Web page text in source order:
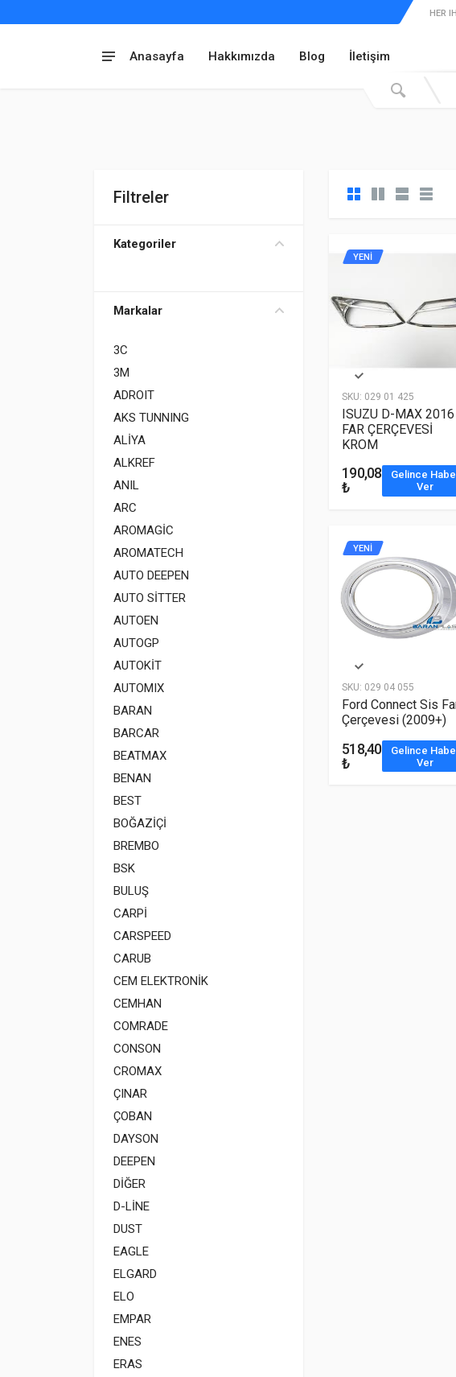
Anasayfa Hakkımızda Blog İletişim
HER
Filtreler
Kategoriler
Markalar
3C
3M
ADROIT
AKS TUNNING
ALİYA
ALKREF
ANIL
ARC
AROMAGİC
AROMATECH
AUTO DEEPEN
AUTO SİTTER
AUTOEN
AUTOGP
AUTOKİT
AUTOMIX
BARAN
BARCAR
BEATMAX
BENAN
BEST
BOĞAZİÇİ
BREMBO
BSK
BULUŞ
CARPİ
CARSPEED
CARUB
CEM ELEKTRONİK
CEMHAN
COMRADE
CONSON
CROMAX
ÇINAR
ÇOBAN
DAYSON
DEEPEN
DİĞER
D-LİNE
DUST
EAGLE
ELGARD
ELO
EMPAR
ENES
ERAS
SKU: 029 01 425
YENİ
ISUZU D-MAX 2016
FAR ÇERÇEVESİ
KROM
190,08
₺
Gelince
Ver
SKU: 029 04 055
YENİ
Ford Connect Sis
Çerçevesi (2009+)
518,40
₺
Gelince
Ver